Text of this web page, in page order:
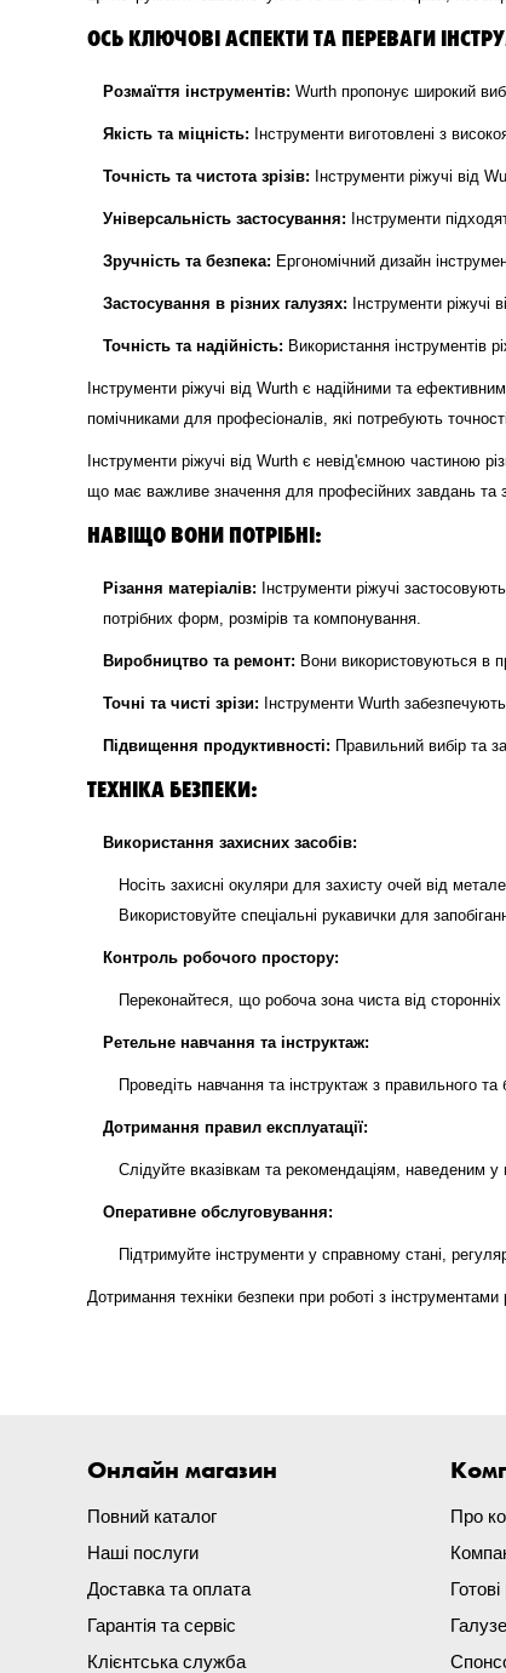
ОСЬ КЛЮЧОВІ АСПЕКТИ ТА ПЕРЕВАГИ
Розмаїття інструментів: Wurth пропонує широкий
Якість та міцність: Інструменти виготовлені з
Точність та чистота зрізів: Інструменти ріжучі від
Універсальність застосування: Інструменти
Зручність та безпека: Ергономічний дизайн
Застосування в різних галузях: Інструменти ріжучі
Точність та надійність: Використання інструментів
Інструменти ріжучі від Wurth є надійними та
помічниками для професіоналів, які потребують
Інструменти ріжучі від Wurth є невід'ємною частиною
що має важливе значення для професійних завдань та
НАВІЩО ВОНИ ПОТРІБНІ:
Різання матеріалів: Інструменти ріжучі
потрібних форм, розмірів та компонування.
Виробництво та ремонт: Вони використовуються в
Точні та чисті зрізи: Інструменти Wurth
Підвищення продуктивності: Правильний вибір та
ТЕХНІКА БЕЗПЕКИ:
Використання захисних засобів:
Носіть захисні окуляри для захисту очей від
Використовуйте спеціальні рукавички для
Контроль робочого простору:
Переконайтеся, що робоча зона чиста від
Ретельне навчання та інструктаж:
Проведіть навчання та інструктаж з правильного
Дотримання правил експлуатації:
Слідуйте вказівкам та рекомендаціям, наведеним у
Оперативне обслуговування:
Підтримуйте інструменти у справному стані,
Дотримання техніки безпеки при роботі з
Онлайн магазин
Повний каталог
Наші послуги
Доставка та оплата
Гарантія та сервіс
Клієнтська служба
Про